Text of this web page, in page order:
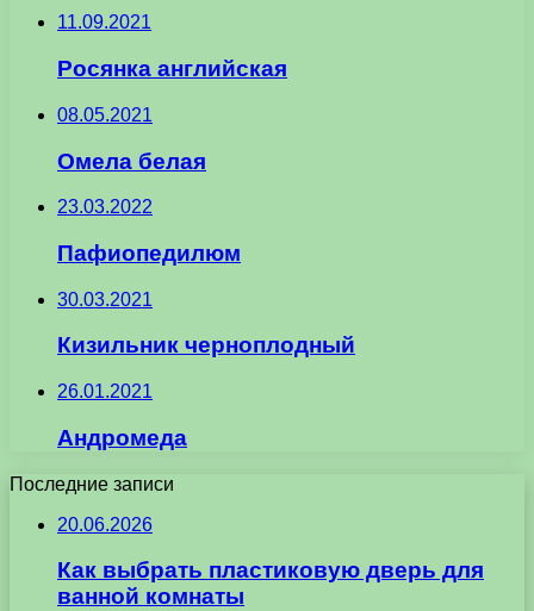
11.09.2021
Росянка английская
08.05.2021
Омела белая
23.03.2022
Пафиопедилюм
30.03.2021
Кизильник черноплодный
26.01.2021
Андромеда
Последние записи
20.06.2026
Как выбрать пластиковую дверь для
ванной комнаты